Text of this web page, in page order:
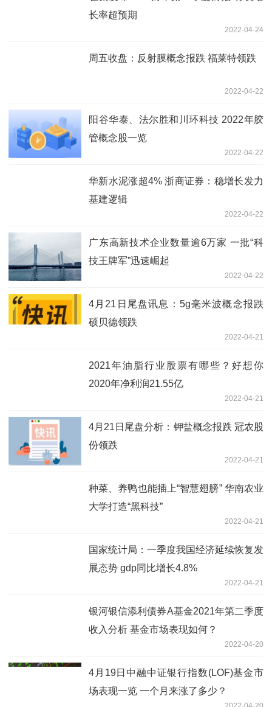
长率超预期
2022-04-24
周五收盘：反射膜概念报跌 福莱特领跌
2022-04-22
阳谷华泰、法尔胜和川环科技 2022年胶
管概念股一览
2022-04-22
华新水泥涨超4% 浙商证券：稳增长发力
基建逻辑
2022-04-22
广东高新技术企业数量逾6万家 一批“科
技王牌军”迅速崛起
2022-04-22
4月21日尾盘讯息：5g毫米波概念报跌
硕贝德领跌
2022-04-21
2021年油脂行业股票有哪些？好想你
2020年净利润21.55亿
2022-04-21
4月21日尾盘分析：钾盐概念报跌 冠农股
份领跌
2022-04-21
种菜、养鸭也能插上“智慧翅膀” 华南农业
大学打造“黑科技”
2022-04-21
国家统计局：一季度我国经济延续恢复发
展态势 gdp同比增长4.8%
2022-04-21
银河银信添利债券A基金2021年第二季度
收入分析 基金市场表现如何？
2022-04-20
4月19日中融中证银行指数(LOF)基金市
场表现一览 一个月来涨了多少？